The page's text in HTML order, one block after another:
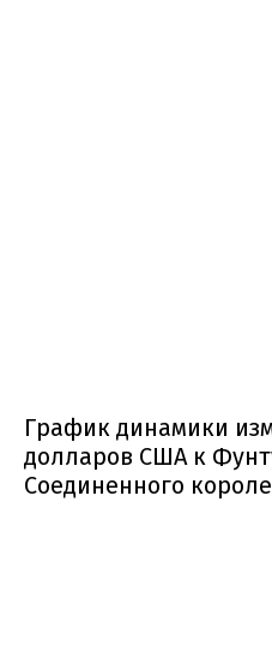
График динамики
долларов США к
Соединенного